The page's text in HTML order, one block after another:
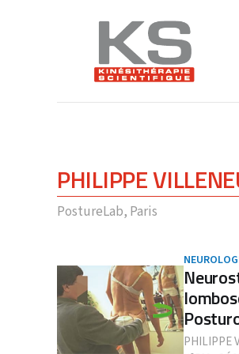
PHILIPPE
PostureLab, Paris
PHILIPPE